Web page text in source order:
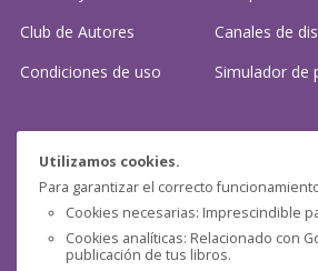
Utilizamos cookies.
Para garantizar el correcto
Cookies necesarias: Imprescindible
Cookies analíticas: Relacionado con
publicación de tus libros.
Club de Autores
Condiciones de uso
Canales de
Simulador de
¿Necesitas ayuda?
Preguntas frecuentes
Contacta con nosotros: (